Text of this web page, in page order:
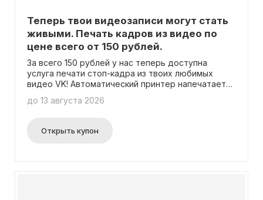
Теперь твои видеозаписи могут стать
живыми. Печать кадров из видео по
цене всего от 150 рублей.
За всего 150 рублей у нас теперь доступна
услуга печати стоп-кадра из твоих любимых
видео VK! Автоматический принтер напечатает
камерой телефона и увидеть ожившее видео, из
нужно вводить промокод. Получи уникальные
фотографии, ожившие благодаря QR-коду, всего
до 13 августа 2026
Открыть купон